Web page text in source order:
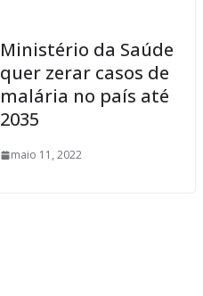
Ministério da Saúde
quer zerar casos de
malária no país até
2035
maio 11, 2022